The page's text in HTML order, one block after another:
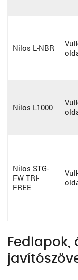
Nilos L-NBR
Nilos L1000
Nilos STG-
FW TRI-
FREE